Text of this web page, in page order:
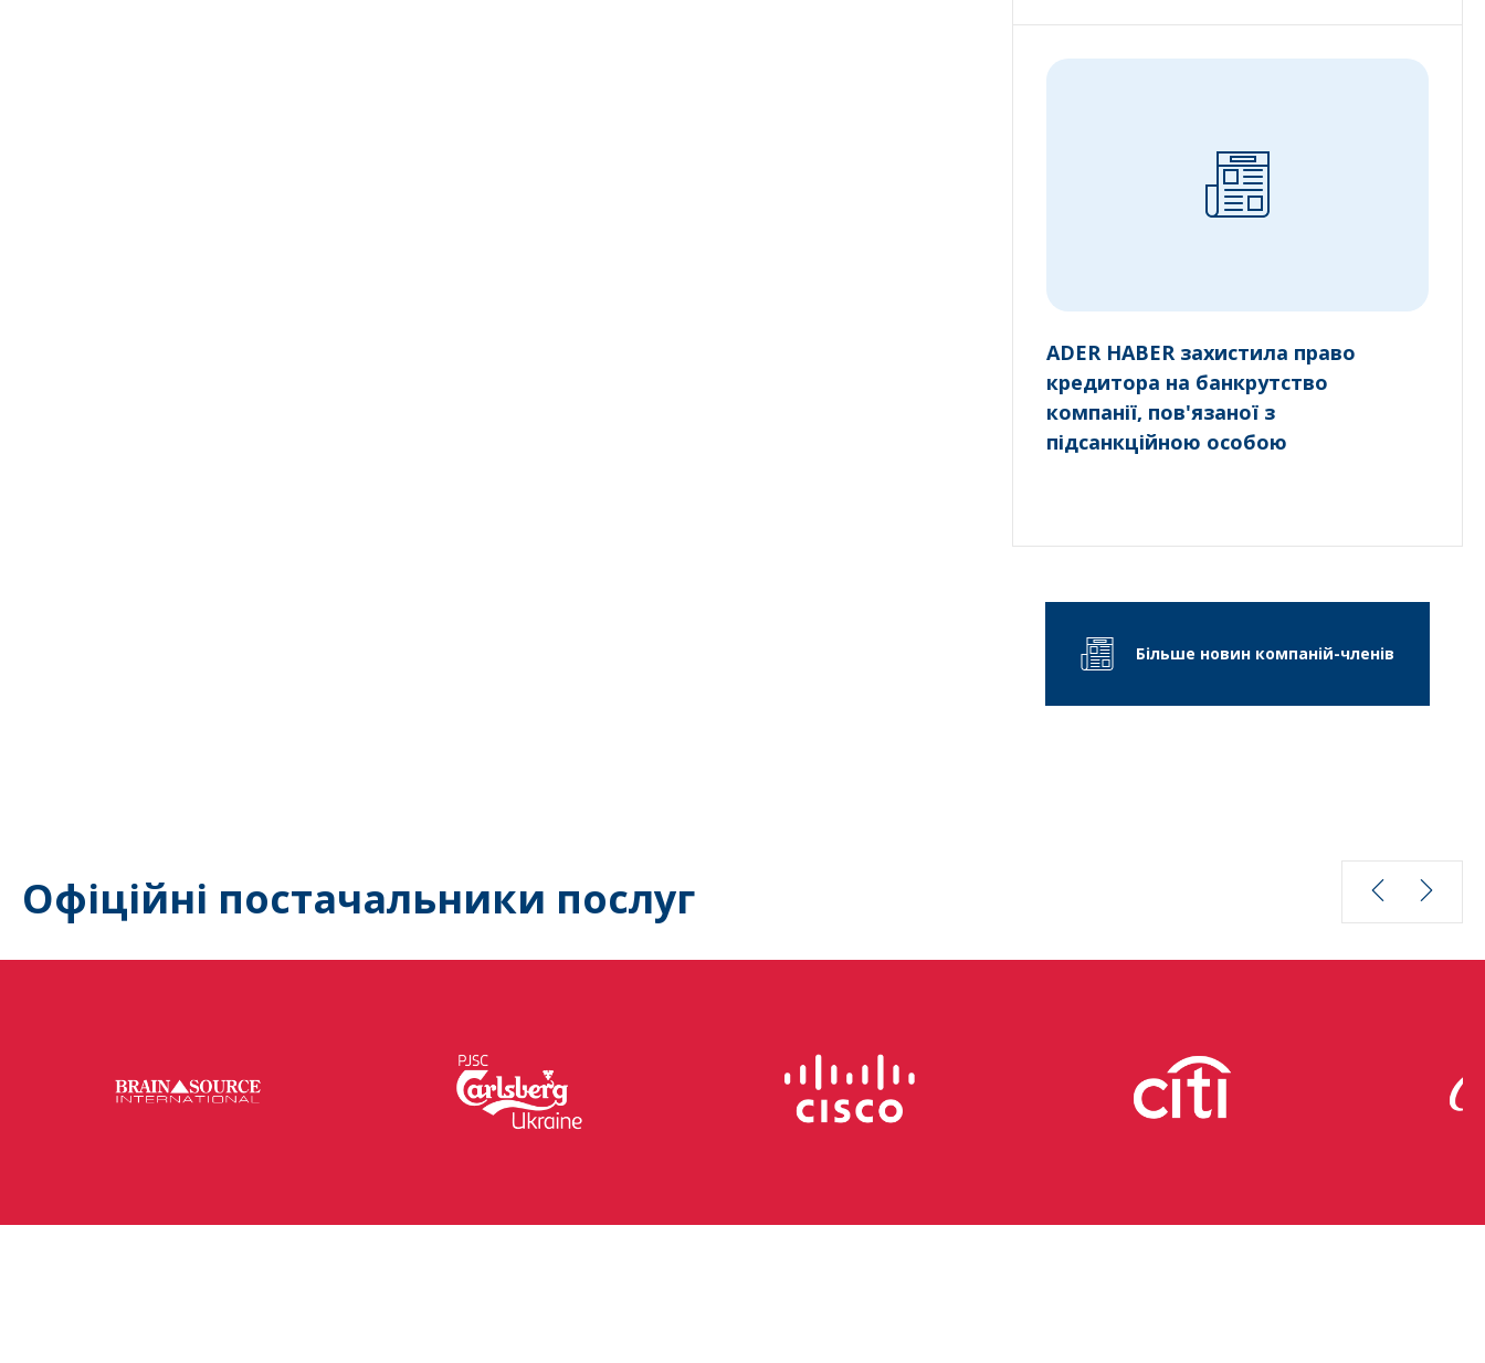
ADER HABER захистила право
кредитора на банкрутство
компанії, пов'язаної з
підсанкційною особою
Більше новин компаній-членів
Офіційні постачальники послуг